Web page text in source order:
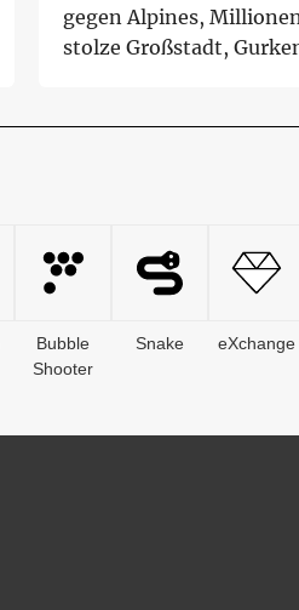
gegen Alpines,
stolze Großstadt,
Bubble
Shooter
Snake eXchange